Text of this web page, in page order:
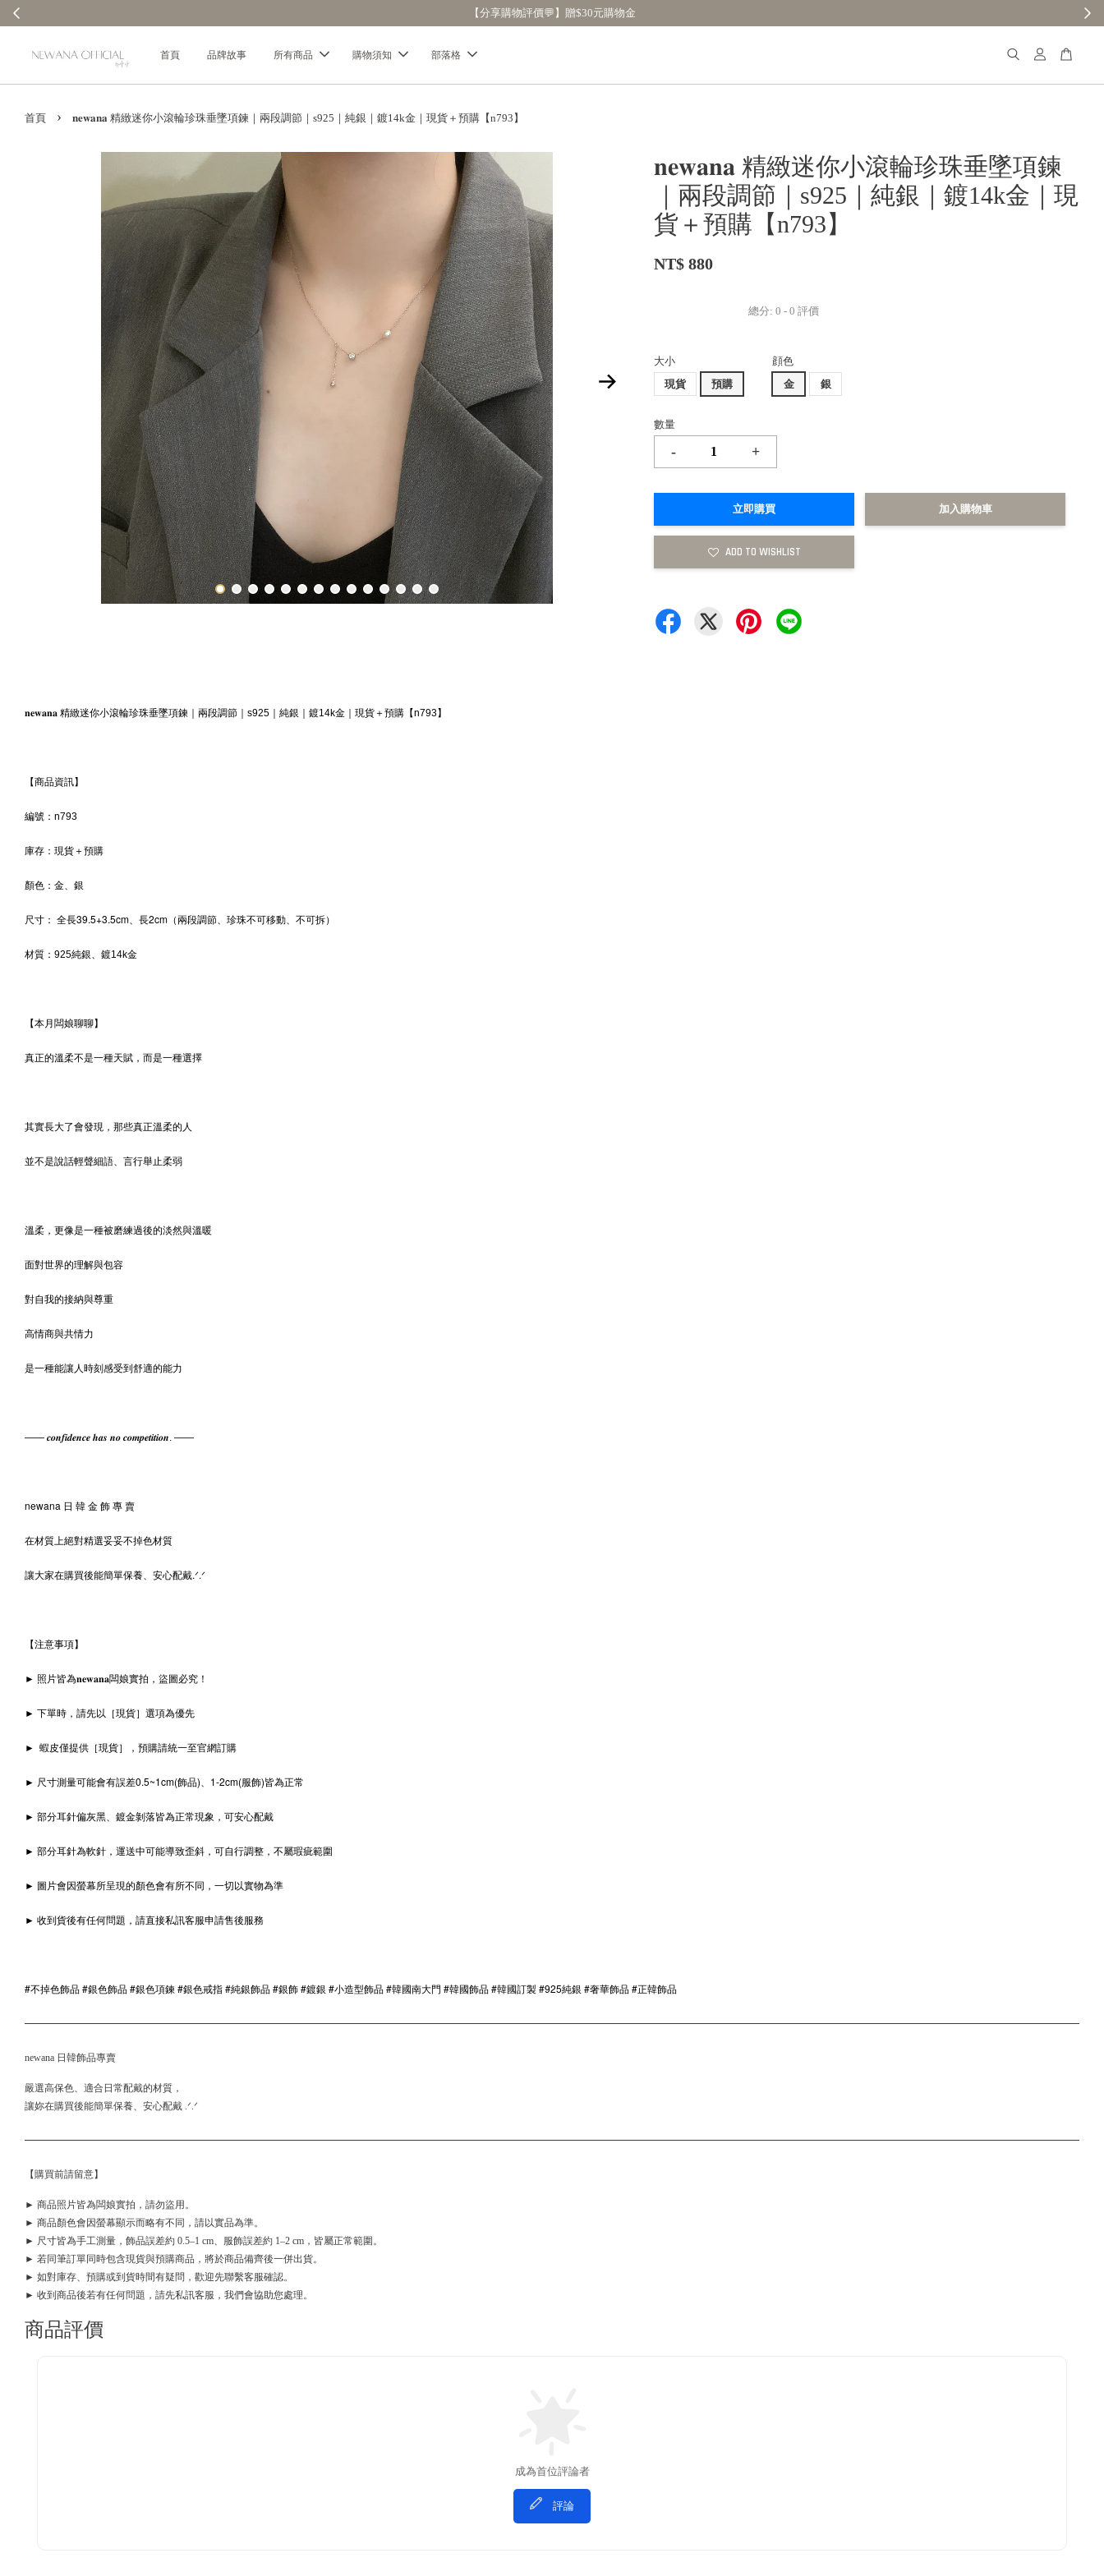
【分享購物評價💬】贈$30元購物金
首頁 品牌故事 所有商品 購物須知 部落格
首頁 › 𝐧𝐞𝐰𝐚𝐧𝐚 精緻迷你小滾輪珍珠垂墜項鍊｜兩段調節｜s925｜純銀｜鍍14k金｜現貨＋預購【n793】
𝐧𝐞𝐰𝐚𝐧𝐚 精緻迷你小滾輪珍珠垂墜項鍊
｜兩段調節｜s925｜純銀｜鍍14k金｜現
貨＋預購【n793】
NT$ 880
總分:0 -0 評價
大小
現貨
預購
顔色
金
銀
數量
- +
立即購買 加入購物車
ADD TO WISHLIST
𝐧𝐞𝐰𝐚𝐧𝐚 精緻迷你小滾輪珍珠垂墜項鍊｜兩段調節｜s925｜純銀｜鍍14k金｜現貨＋預購【n793】
【商品資訊】
編號：n793
庫存：現貨＋預購
顏色： 金、銀
尺寸： 全長39.5+3.5cm、長2cm（兩段調節、珍珠不可移動、不可拆）
材質： 925純銀、鍍14k金
【本月闆娘聊聊】
真正的溫柔不是一種天賦，而是一種選擇
其實長大了會發現，那些真正溫柔的人
並不是說話輕聲細語、言行舉止柔弱
溫柔，更像是一種被磨練過後的淡然與溫暖
面對世界的理解與包容
對自我的接納與尊重
高情商與共情力
是一種能讓人時刻感受到舒適的能力
—— 𝒄𝒐𝒏𝒇𝒊𝒅𝒆𝒏𝒄𝒆 𝒉𝒂𝒔 𝒏𝒐 𝒄𝒐𝒎𝒑𝒆𝒕𝒊𝒕𝒊𝒐𝒏. ——
newana 日 韓 金 飾 專 賣
在材質上絕對精選妥妥不掉色材質
讓大家在購買後能簡單保養、安心配戴.ᐟ‪‪‪.ᐟ
【注意事項】
► 照片皆為𝐧𝐞𝐰𝐚𝐧𝐚闆娘實拍，盜圖必究！
► 下單時，請先以［現貨］選項為優先
► 蝦皮僅提供［現貨］，預購請統一至官網訂購
► 尺寸測量可能會有誤差0.5~1cm(飾品)、1-2cm(服飾)皆為正常
► 部分耳針偏灰黑、鍍金剝落皆為正常現象，可安心配戴
► 部分耳針為軟針，運送中可能導致歪斜，可自行調整，不屬瑕疵範圍
► 圖片會因螢幕所呈現的顏色會有所不同，一切以實物為準
► 收到貨後有任何問題，請直接私訊客服申請售後服務
#不掉色飾品 #銀色飾品 #銀色項鍊 #銀色戒指 #純銀飾品 #銀飾 #鍍銀 #小造型飾品 #韓國南大門 #韓國飾品 #韓國訂製 #925純銀 #奢華飾品 #正韓飾品
newana 日韓飾品專賣
嚴選高保色、適合日常配戴的材質，
讓妳在購買後能簡單保養、安心配戴 .ᐟ.ᐟ
【購買前請留意】
► 商品照片皆為闆娘實拍，請勿盜用。
► 商品顏色會因螢幕顯示而略有不同，請以實品為準。
► 尺寸皆為手工測量，飾品誤差約 0.5–1 cm、服飾誤差約 1–2 cm，皆屬正常範圍。
► 若同筆訂單同時包含現貨與預購商品，將於商品備齊後一併出貨。
► 如對庫存、預購或到貨時間有疑問，歡迎先聯繫客服確認。
► 收到商品後若有任何問題，請先私訊客服，我們會協助您處理。
商品評價
成為首位評論者
評論